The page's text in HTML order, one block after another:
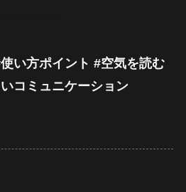
い方ポイント #空気を読む
コミュニケーション